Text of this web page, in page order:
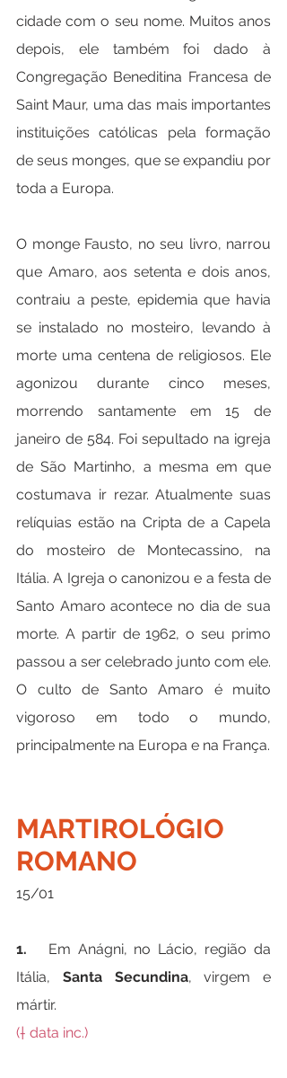
cidade com o seu nome. Muitos anos
depois, ele também foi dado à
Congregação Beneditina Francesa de
Saint Maur, uma das mais importantes
instituições católicas pela formação
de seus monges, que se expandiu por
toda a Europa.
O monge Fausto, no seu livro, narrou
que Amaro, aos setenta e dois anos,
contraiu a peste, epidemia que havia
se instalado no mosteiro, levando à
morte uma centena de religiosos. Ele
agonizou durante cinco meses,
morrendo santamente em 15 de
janeiro de 584. Foi sepultado na igreja
de São Martinho, a mesma em que
costumava ir rezar. Atualmente suas
relíquias estão na Cripta de a Capela
do mosteiro de Montecassino, na
Itália. A Igreja o canonizou e a festa de
Santo Amaro acontece no dia de sua
morte. A partir de 1962, o seu primo
passou a ser celebrado junto com ele.
O culto de Santo Amaro é muito
vigoroso em todo o mundo,
principalmente na Europa e na França.
MARTIROLÓGIO
ROMANO
15/01
1. Em Anágni, no Lácio, região da
Itália, Santa Secundina, virgem e
mártir.
(† data inc.)